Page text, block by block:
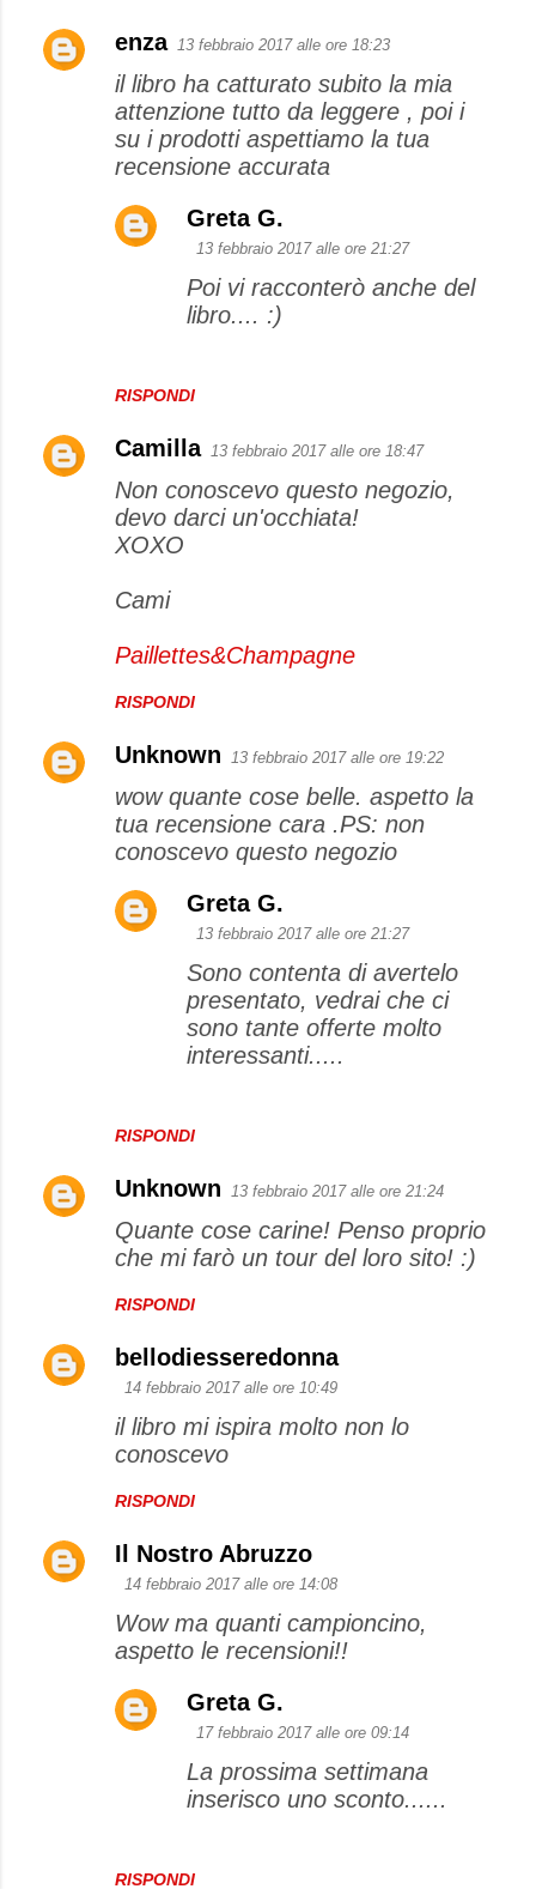
enza 13 febbraio 2017 alle ore 18:23
il libro ha catturato subito la mia
attenzione tutto da leggere , poi i
su i prodotti aspettiamo la tua
recensione accurata
RISPONDI
Greta G.
13 febbraio 2017 alle ore 21:27
Poi vi racconterò anche del
libro.... :)
Camilla 13 febbraio 2017 alle ore 18:47
Non conoscevo questo negozio,
devo darci un'occhiata!
XOXO
Cami
Paillettes&Champagne
RISPONDI
Unknown 13 febbraio 2017 alle ore 19:22
wow quante cose belle. aspetto la
tua recensione cara .PS: non
conoscevo questo negozio
RISPONDI
Greta G.
13 febbraio 2017 alle ore 21:27
Sono contenta di avertelo
presentato, vedrai che ci
sono tante offerte molto
interessanti.....
Unknown 13 febbraio 2017 alle ore 21:24
Quante cose carine! Penso proprio
che mi farò un tour del loro sito! :)
RISPONDI
bellodiesseredonna
14 febbraio 2017 alle ore 10:49
il libro mi ispira molto non lo
conoscevo
RISPONDI
Il Nostro Abruzzo
14 febbraio 2017 alle ore 14:08
Wow ma quanti campioncino,
aspetto le recensioni!!
RISPONDI
Greta G.
17 febbraio 2017 alle ore 09:14
La prossima settimana
inserisco uno sconto......